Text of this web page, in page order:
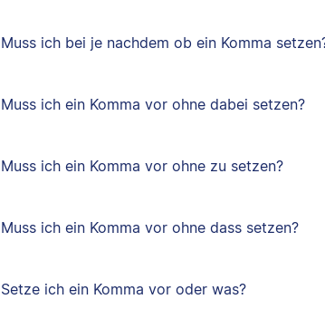
Muss ich bei je nachdem ob ein Komma
Muss ich ein Komma vor ohne dabei setzen?
Muss ich ein Komma vor ohne zu setzen?
Muss ich ein Komma vor ohne dass setzen?
Setze ich ein Komma vor oder was?